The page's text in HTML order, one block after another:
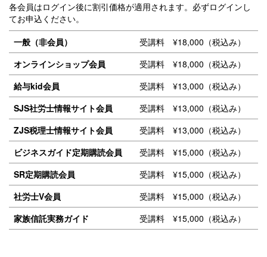
各会員はログイン後に割引価格が適用されます。必ずログインし
てお申込ください。
一般（非会員）
受講料 ¥18,000（税込み）
オンラインショップ会員
受講料 ¥18,000（税込み）
給与kid会員
受講料 ¥13,000（税込み）
SJS社労士情報サイト会員
受講料 ¥13,000（税込み）
ZJS税理士情報サイト会員
受講料 ¥13,000（税込み）
ビジネスガイド定期購読会員
受講料 ¥15,000（税込み）
SR定期購読会員
受講料 ¥15,000（税込み）
社労士V会員
受講料 ¥15,000（税込み）
家族信託実務ガイド
受講料 ¥15,000（税込み）